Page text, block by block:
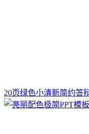
20页绿色小清新简约答